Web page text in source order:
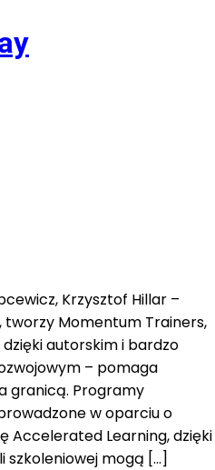
Krzysztof Hillar –
Momentum Trainers,
autorskim i bardzo
– pomaga
granicą. Programy
w oparciu o
Accelerated Learning, dzięki
szkoleniowej mogą […]